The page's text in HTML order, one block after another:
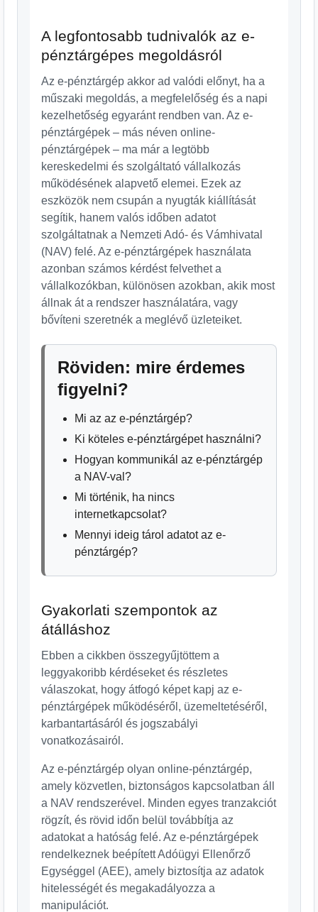
A legfontosabb tudnivalók az e-
pénztárgépes megoldásról
Az e-pénztárgép akkor ad valódi előnyt, ha a
műszaki megoldás, a megfelelőség és a napi
kezelhetőség egyaránt rendben van. Az e-
pénztárgépek – más néven online-
pénztárgépek – ma már a legtöbb
kereskedelmi és szolgáltató vállalkozás
működésének alapvető elemei. Ezek az
eszközök nem csupán a nyugták kiállítását
segítik, hanem valós időben adatot
szolgáltatnak a Nemzeti Adó- és Vámhivatal
(NAV) felé. Az e-pénztárgépek használata
azonban számos kérdést felvethet a
vállalkozókban, különösen azokban, akik most
állnak át a rendszer használatára, vagy
bővíteni szeretnék a meglévő üzleteiket.
Röviden: mire érdemes
figyelni?
Mi az az e-pénztárgép?
Ki köteles e-pénztárgépet használni?
Hogyan kommunikál az e-pénztárgép
a NAV-val?
Mi történik, ha nincs
internetkapcsolat?
Mennyi ideig tárol adatot az e-
pénztárgép?
Gyakorlati szempontok az
átálláshoz
Ebben a cikkben összegyűjtöttem a
leggyakoribb kérdéseket és részletes
válaszokat, hogy átfogó képet kapj az e-
pénztárgépek működéséről, üzemeltetéséről,
karbantartásáról és jogszabályi
vonatkozásairól.
Az e-pénztárgép olyan online-pénztárgép,
amely közvetlen, biztonságos kapcsolatban áll
a NAV rendszerével. Minden egyes tranzakciót
rögzít, és rövid időn belül továbbítja az
adatokat a hatóság felé. Az e-pénztárgépek
rendelkeznek beépített Adóügyi Ellenőrző
Egységgel (AEE), amely biztosítja az adatok
hitelességét és megakadályozza a
manipulációt.